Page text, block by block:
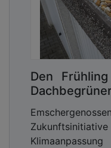
Den
Klimaanpassung